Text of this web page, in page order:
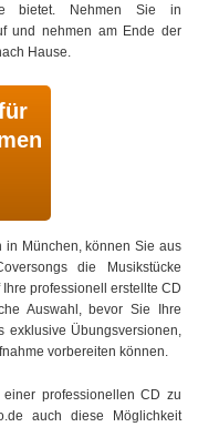
bietet. Nehmen Sie in
und nehmen am Ende der
Hause.
München, können Sie aus
die Musikstücke
professionell erstellte CD
Auswahl, bevor Sie Ihre
exklusive Übungsversionen,
vorbereiten können.
professionellen CD zu
auch diese Möglichkeit